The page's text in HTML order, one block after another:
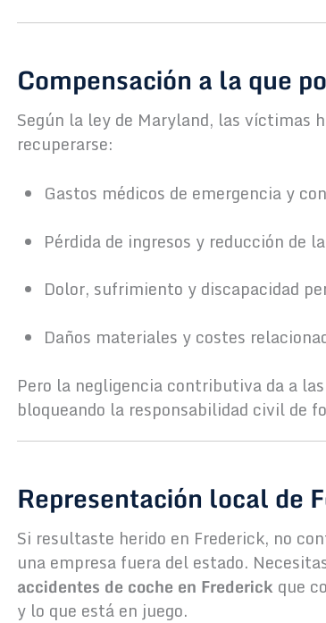
Compensación a la que
Según la ley de Maryland, las víctimas
recuperarse:
Gastos médicos de emergencia y
Pérdida de ingresos y reducción de
Dolor, sufrimiento y discapacidad
Daños materiales y costes
Pero la negligencia contributiva da a
bloqueando la responsabilidad civil de
Representación local de
Si resultaste herido en Frederick, no
una empresa fuera del estado.
accidentes de coche en Frederick que
y lo que está en juego.